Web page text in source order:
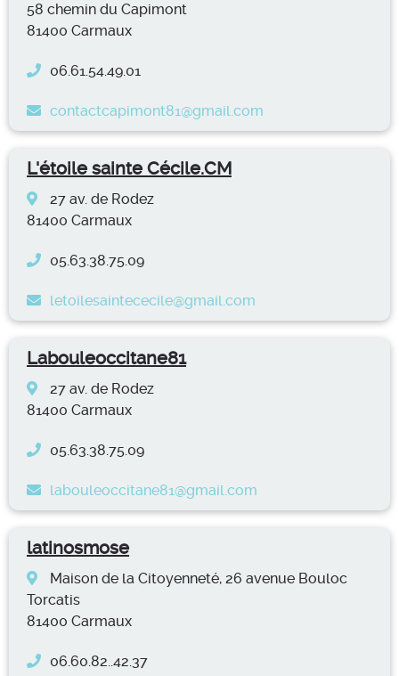
58 chemin du Capimont
81400 Carmaux
06.61.54.49.01
contactcapimont81@gmail.com
L'étoile sainte Cécile.CM
27 av. de Rodez
81400 Carmaux
05.63.38.75.09
letoilesaintececile@gmail.com
Labouleoccitane81
27 av. de Rodez
81400 Carmaux
05.63.38.75.09
labouleoccitane81@gmail.com
latinosmose
Maison de la Citoyenneté, 26 avenue Bouloc
Torcatis
81400 Carmaux
06.60.82..42.37